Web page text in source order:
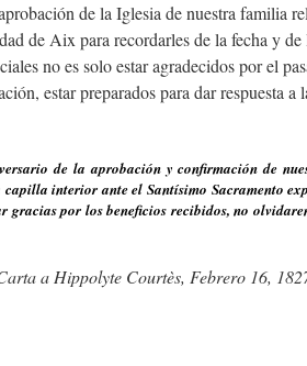
de la Iglesia de nuestra familia
de Aix para recordarles de la fecha y de
no es solo estar agradecidos por el
estar preparados para dar respuesta a
de la aprobación y confirmación de
interior ante el Santísimo Sacramento
gracias por los beneficios recibidos, no
a Hippolyte Courtès, Febrero 16,